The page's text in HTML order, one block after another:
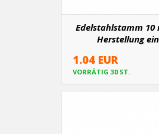
Edelstahlstamm 10
Herstellung
Abluftvorhangs
1.04 EUR
VORRÄTIG 30 ST.